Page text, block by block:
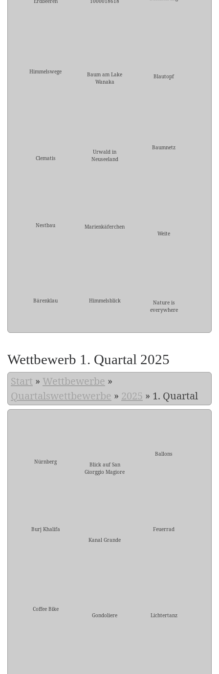
Himmelswege
Baum am Lake
Wanaka
Blautopf
Clematis
Urwald in
Neuseeland
Baumnetz
Nestbau
Marienkäferchen
Weite
Bärenklau Himmelsblick
Nature is
everywhere
Wettbewerb 1. Quartal 2025
Start » Wettbewerbe »
Quartalswettbewerbe » 2025 » 1. Quartal
Nürnberg
Blick auf San
Giorggio Magiore
Ballons
Burj Khalifa
Kanal Grande
Feuerrad
Coffee Bike
Gondoliere
Lichtertanz